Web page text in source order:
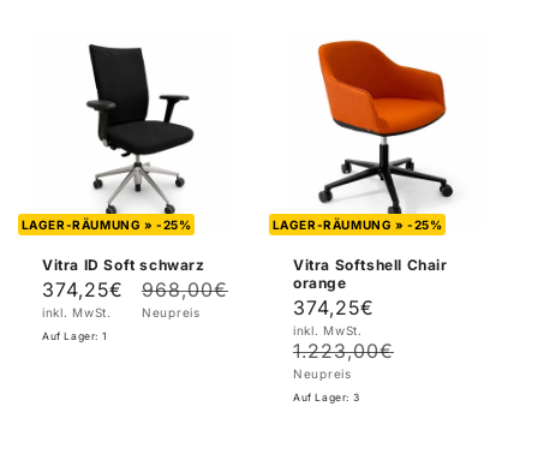
LAGER-RÄUMUNG » -25%
Vitra ID Soft schwarz
Verkaufspreis
374,25€
inkl. MwSt.
Normaler
Preis
968,00€
Neupreis
Auf Lager: 1
LAGER-RÄUMUNG » -25%
Vitra Softshell Chair
orange
Verkaufspreis
374,25€
inkl. MwSt.
Preis
1.223,00€
Neupreis
Auf Lager: 3